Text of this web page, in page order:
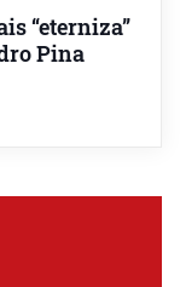
“eterniza”
Pina